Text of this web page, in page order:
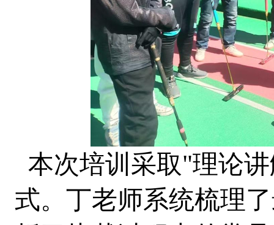
本次培训采取"理论
式。丁老师系统梳理